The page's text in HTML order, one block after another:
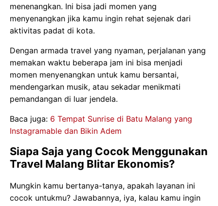
menenangkan. Ini bisa jadi momen yang
menyenangkan jika kamu ingin rehat sejenak dari
aktivitas padat di kota.
Dengan armada travel yang nyaman, perjalanan yang
memakan waktu beberapa jam ini bisa menjadi
momen menyenangkan untuk kamu bersantai,
mendengarkan musik, atau sekadar menikmati
pemandangan di luar jendela.
Baca juga: 6 Tempat Sunrise di Batu Malang yang
Instagramable dan Bikin Adem
Siapa Saja yang Cocok Menggunakan
Travel Malang Blitar Ekonomis?
Mungkin kamu bertanya-tanya, apakah layanan ini
cocok untukmu? Jawabannya, iya, kalau kamu ingin